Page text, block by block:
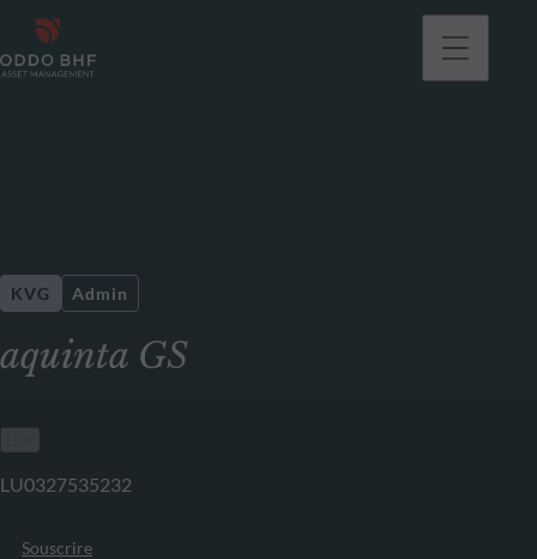
aquinta GS
KVG Admin
LU0327535232
Souscrire